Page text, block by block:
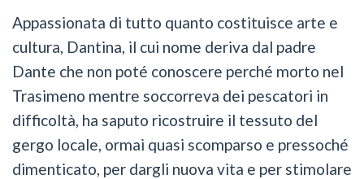
Appassionata di tutto quanto costituisce arte e
cultura, Dantina, il cui nome deriva dal padre
Dante che non poté conoscere perché morto nel
Trasimeno mentre soccorreva dei pescatori in
difficoltà, ha saputo ricostruire il tessuto del
gergo locale, ormai quasi scomparso e pressoché
dimenticato, per dargli nuova vita e per stimolare